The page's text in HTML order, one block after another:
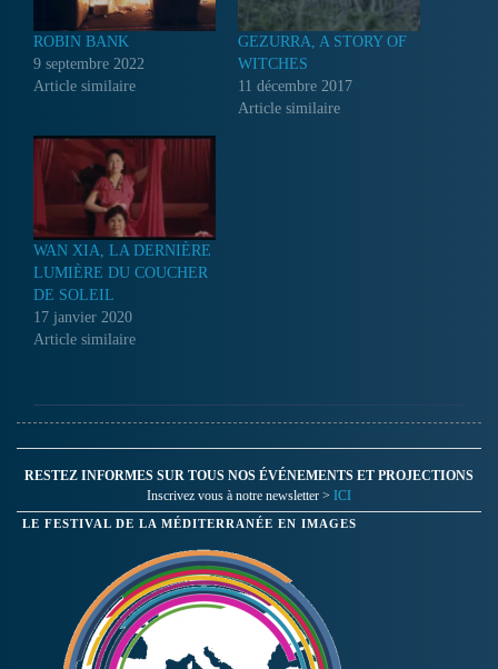
ROBIN BANK
9 septembre 2022
Article similaire
GEZURRA, A STORY OF
WITCHES
11 décembre 2017
Article similaire
WAN XIA, LA DERNIÈRE
LUMIÈRE DU COUCHER
DE SOLEIL
17 janvier 2020
Article similaire
RESTEZ INFORMES SUR TOUS NOS ÉVÉNEMENTS ET PROJECTIONS
Inscrivez vous à notre newsletter > ICI
LE FESTIVAL DE LA MÉDITERRANÉE EN IMAGES